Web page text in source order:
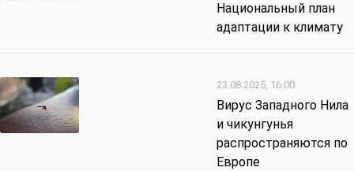
Национальный план
адаптации к климату
23.08.2025, 16:00
Вирус Западного Нила
и чикунгунья
распространяются по
Европе